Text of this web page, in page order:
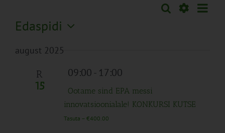
Sündmused
Otsi
Edaspidi
kuupäev.
august 2025
R
15
09:00- 17:00
Ootame sind EPA messi
innovatsioonialale! KONKURSI KUTSE
Tasuta – €400.00